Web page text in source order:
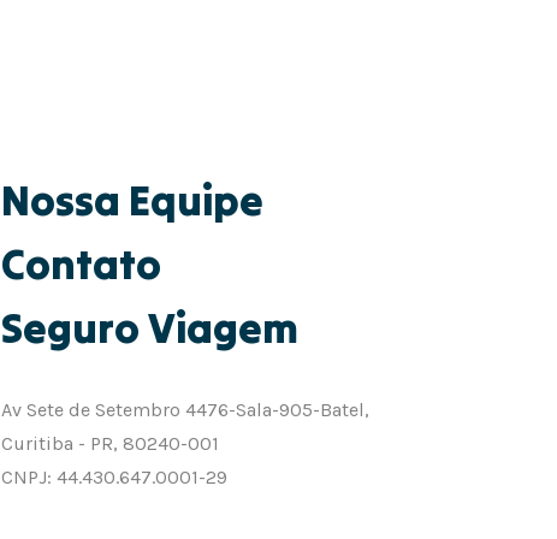
Nossa Equipe
Contato
Seguro Viagem
Av Sete de Setembro 4476-Sala-905-Batel,
Curitiba - PR, 80240-001
CNPJ: 44.430.647.0001-29